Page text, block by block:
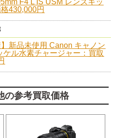
F4 L IS USM レンズキッ
430,000円
】新品未使用 Canon キャノン
ケル水素チャージャー：買取
の参考買取価格